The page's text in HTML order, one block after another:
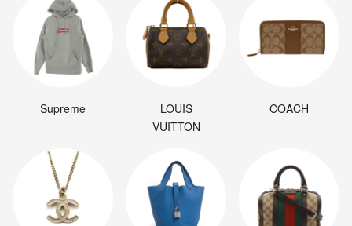
Supreme
LOUIS
VUITTON
COACH